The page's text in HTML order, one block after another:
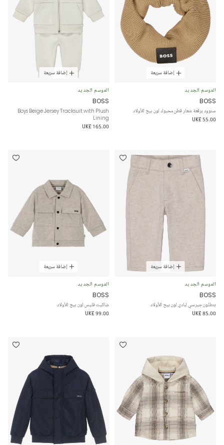
إضافة سريعة
الموسم الجديد
BOSS
سنوود برقعة شعار قطن محبوك لون بيج للأولاد
UK£ 55.00
إضافة سريعة
الموسم الجديد
BOSS
Boys Beige Jersey Tracksuit with Plush
Lining
UK£ 165.00
إضافة سريعة
الموسم الجديد
BOSS
بنطلون جيرسي لبادي لون بيج للأولاد
UK£ 85.00
إضافة سريعة
الموسم الجديد
BOSS
شاكيت فليس لون بيج للأولاد
UK£ 99.00